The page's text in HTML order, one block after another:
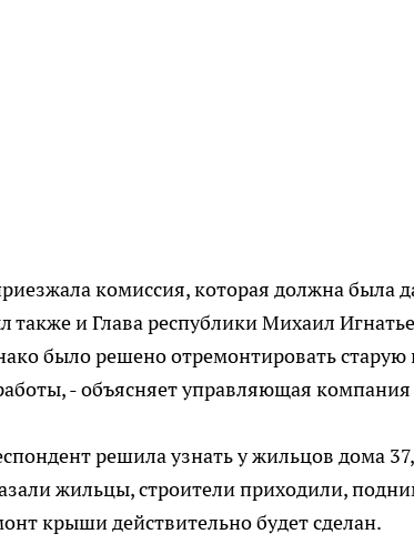
комиссия, которая должна была
также и Глава республики Михаил
было решено отремонтировать
- объясняет управляющая
решила узнать у жильцов дома
жильцы, строители приходили,
крыши действительно будет сделан.